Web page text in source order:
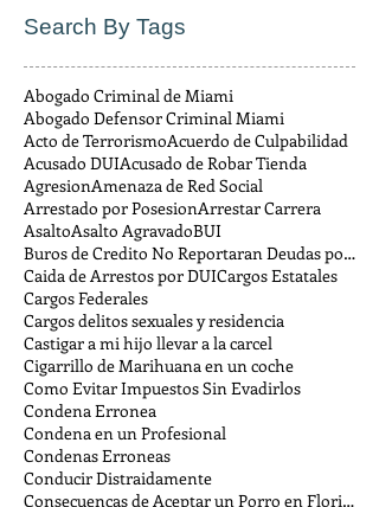
Search By Tags
Abogado Criminal de Miami
Abogado Defensor Criminal Miami
Acto de TerrorismoAcuerdo de Culpabilidad
Acusado DUIAcusado de Robar Tienda
AgresionAmenaza de Red Social
Arrestado por PosesionArrestar Carrera
AsaltoAsalto AgravadoBUI
Buros de Credito No Reportaran Deudas por Multas
Caida de Arrestos por DUICargos Estatales
Cargos Federales
Cargos delitos sexuales y residencia
Castigar a mi hijo llevar a la carcel
Cigarrillo de Marihuana en un coche
Como Evitar Impuestos Sin Evadirlos
Condena Erronea
Condena en un Profesional
Condenas Erroneas
Conducir Distraidamente
Consecuencas de Aceptar un Porro en Florida